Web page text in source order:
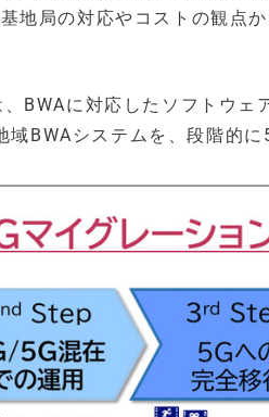
地局の対応やコストの観点
BWAに対応したソフトウ
BWAシステムを、段階的に